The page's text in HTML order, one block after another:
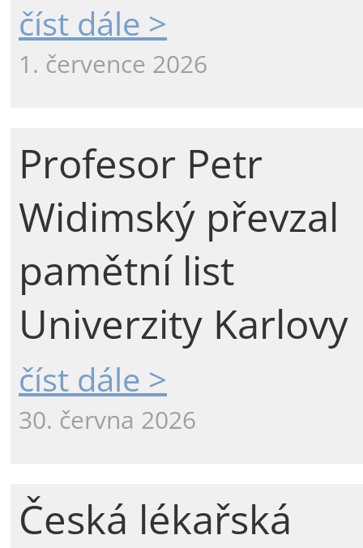
číst dále >
1. července 2026
Profesor Petr
Widimský převzal
pamětní list
Univerzity Karlovy
číst dále >
30. června 2026
Česká lékařská